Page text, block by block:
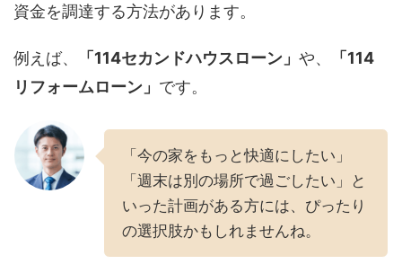
資金を調達する方法があります。
例えば、 「114セカンドハウスローン」 や、
「114
リフォームローン」 です。
「今の家をもっと快適にしたい」
「週末は別の場所で過ごしたい」と
いった計画がある方には、ぴったり
の選択肢かもしれませんね。